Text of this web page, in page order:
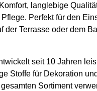
langlebige
Perfekt für den
der Terrasse oder dem
seit 10 Jahren
Stoffe für Dekoration
gesamten Sortiment